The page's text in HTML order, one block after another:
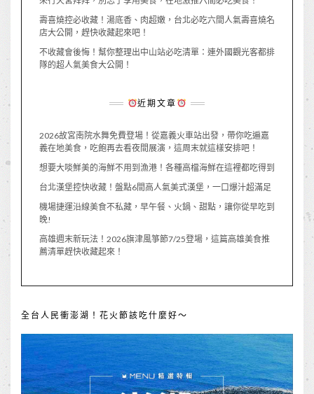
壽喜燒控必收藏！湯底香、肉超嫩，台北必吃六間人氣壽喜燒名
店大公開，趕快收藏起來吧！
不收藏會後悔！幫你整理出中山站必吃清單：連外國觀光客都排
隊的超人氣美食大公開！
近期文章
2026故宮南院水舞免費登場！從嘉義火車站出發，帶你吃遍嘉
義在地美食，吃飽再去看夜間展演，這周末就這樣安排吧！
想要大啖鮮美的海鮮不用到漁港！各種高檔海鮮在這裡都吃得到
台北漢堡控快收藏！盤點6間高人氣美式漢堡，一口爆汁超滿足
機場捷運沿線美食不私藏，早午餐、火鍋、甜點，讓你從早吃到
晚!
高雄週末新玩法！2026旗津風箏節7/25登場，這篇高雄美食推
薦清單趕快收藏起來！
全台人民衝澎湖！花火節該吃什麼好～